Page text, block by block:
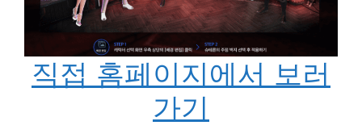
직접 홈페이지에서 보러
가기